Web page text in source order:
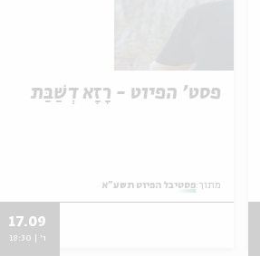
פסט' הפיוט - רָזָא דְשַׁבַּת
מתוך:פסטיבל הפיוט תשע"א
17.09
ו' | 18:30